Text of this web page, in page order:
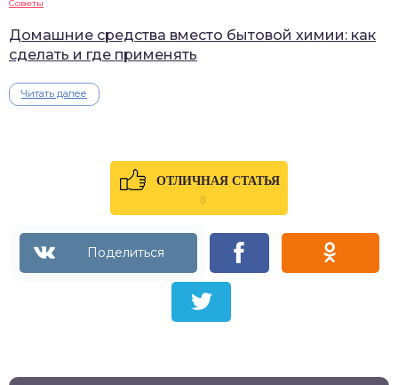
Советы
Домашние средства вместо бытовой химии: как
сделать и где применять
Читать далее
ОТЛИЧНАЯ СТАТЬЯ
0